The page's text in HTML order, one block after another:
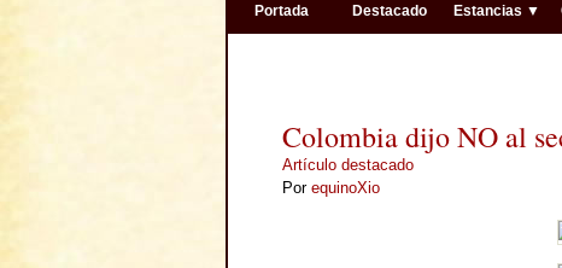
Portada Destacado Estancias ▼
Colombia dijo NO al
Artículo destacado
Por equinoXio